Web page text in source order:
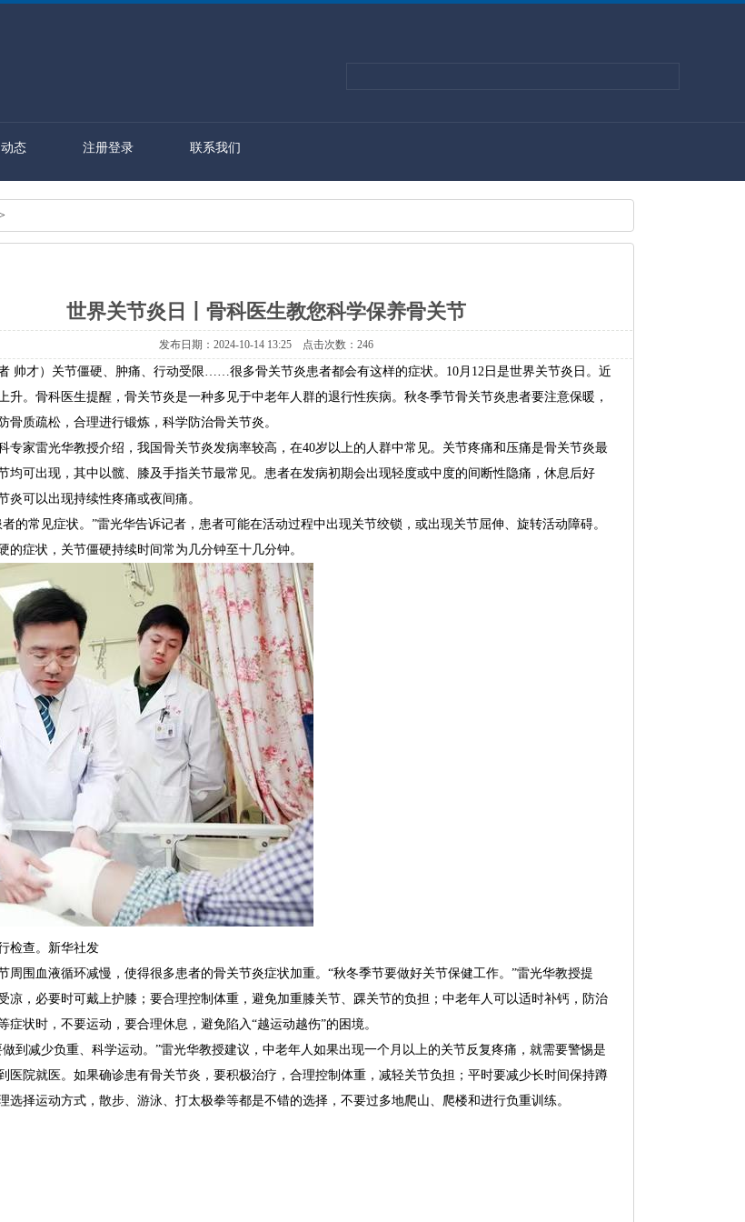
态 注册登录 联系我们
>
世界关节炎日丨骨科医生教您科学保养骨关节
发布日期：2024-10-14 13:25 点击次数：246
帅才）关节僵硬、肿痛、行动受限……很多骨关节炎患者都会有这样的症状。10月12日是世界关节炎日。近
升。骨科医生提醒，骨关节炎是一种多见于中老年人群的退行性疾病。秋冬季节骨关节炎患者要注意保暖，
骨质疏松，合理进行锻炼，科学防治骨关节炎。
专家雷光华教授介绍，我国骨关节炎发病率较高，在40岁以上的人群中常见。关节疼痛和压痛是骨关节炎最
均可出现，其中以髋、膝及手指关节最常见。患者在发病初期会出现轻度或中度的间断性隐痛，休息后好
炎可以出现持续性疼痛或夜间痛。
的常见症状。”雷光华告诉记者，患者可能在活动过程中出现关节绞锁，或出现关节屈伸、旋转活动障碍。
的症状，关节僵硬持续时间常为几分钟至十几分钟。
检查。新华社发
周围血液循环减慢，使得很多患者的骨关节炎症状加重。“秋冬季节要做好关节保健工作。”雷光华教授提
凉，必要时可戴上护膝；要合理控制体重，避免加重膝关节、踝关节的负担；中老年人可以适时补钙，防治
症状时，不要运动，要合理休息，避免陷入“越运动越伤”的困境。
到减少负重、科学运动。”雷光华教授建议，中老年人如果出现一个月以上的关节反复疼痛，就需要警惕是
医院就医。如果确诊患有骨关节炎，要积极治疗，合理控制体重，减轻关节负担；平时要减少长时间保持蹲
选择运动方式，散步、游泳、打太极拳等都是不错的选择，不要过多地爬山、爬楼和进行负重训练。